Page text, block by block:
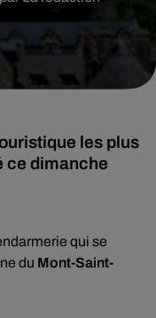
les plus
ce dimanche
qui se
du Mont-Saint-